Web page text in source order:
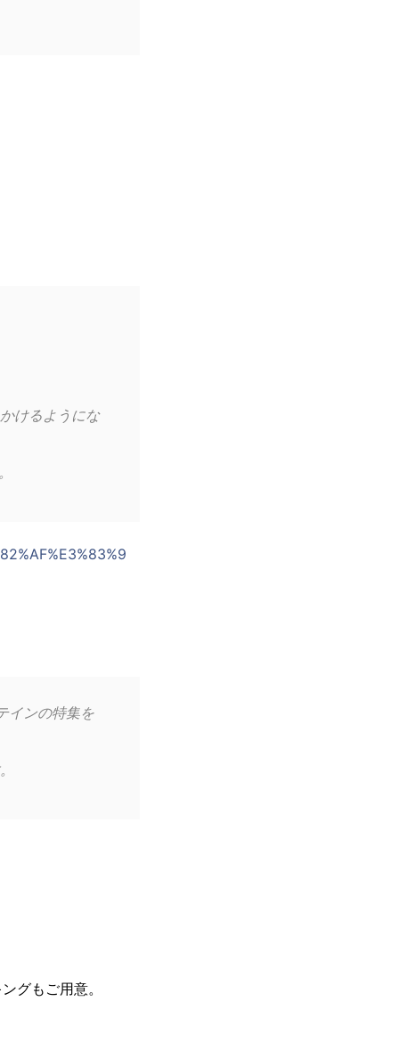
けるようにな
インの特集を
グもご用意。